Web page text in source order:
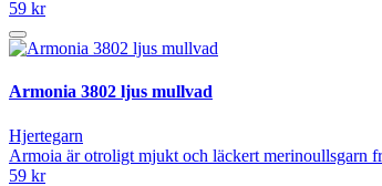
59 kr
Armonia 3802 ljus mullvad
Hjertegarn
Armoia är otroligt mjukt och läckert merinoullsgarn
59 kr